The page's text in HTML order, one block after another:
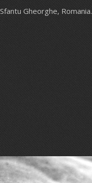
Sfantu Gheorghe, Romania.